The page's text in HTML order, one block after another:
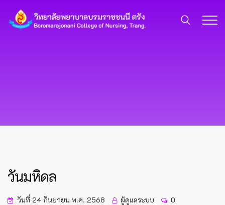
วันมหิดล
วันที่ 24 กันยายน พ.ศ. 2568 ผู้ดูแลระบบ 0